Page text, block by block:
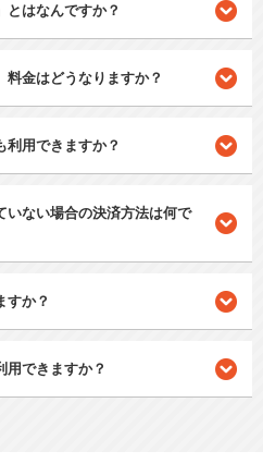
とはなんですか？
料金はどうなりますか？
利用できますか？
いない場合の決済方法は何で
すか？
用できますか？